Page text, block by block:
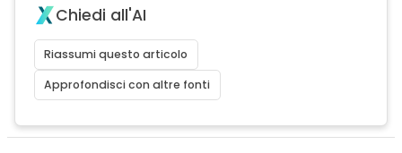
Chiedi all'AI
Riassumi questo articolo
Approfondisci con altre fonti